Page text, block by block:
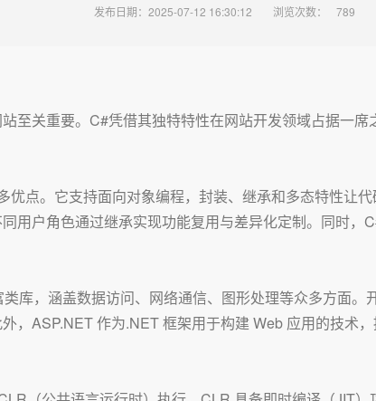
发布日期：2025-07-12 16:30:12 浏览次数： 789
至关重要。C#凭借其独特特性在网站开发领域占据一席
点。它支持面向对象编程，封装、继承和多态特性让
用户角色通过继承实现功能复用与差异化定制。同时
库，涵盖数据访问、网络通信、图形处理等众多方面
，ASP.NET 作为.NET 框架用于构建 Web 应用的技术